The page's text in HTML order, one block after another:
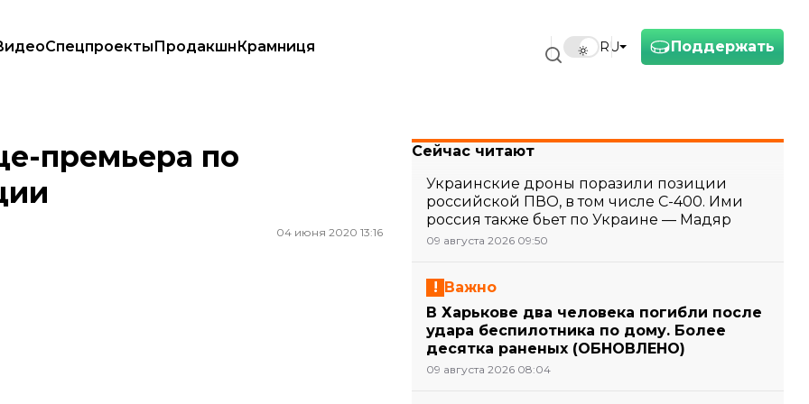
Поддержать
RU
СпецпроектыПродакшнКрамниця
премьера по
04 июня 2020 13:16
Сейчас читают
Украинские дроны поразили позиции
российской ПВО, в том числе С-400. Ими
россия также бьет по Украине — Мадяр
09 августа 2026 09:50
Важно
В Харькове два человека погибли после
удара беспилотника по дому. Более
десятка раненых (ОБНОВЛЕНО)
09 августа 2026 08:04